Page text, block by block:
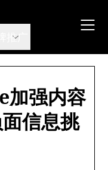
广
强内容
信息挑